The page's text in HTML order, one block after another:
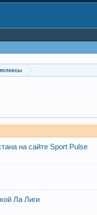
на сайте Sport Pulse
Ла Лиги